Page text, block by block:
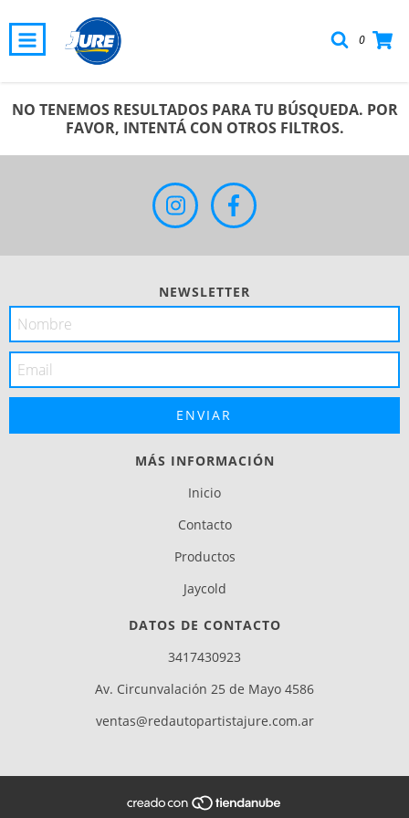
0
NO TENEMOS RESULTADOS PARA TU BÚSQUEDA. POR
FAVOR, INTENTÁ CON OTROS FILTROS.
NEWSLETTER
MÁS INFORMACIÓN
Inicio
Contacto
Productos
Jaycold
DATOS DE CONTACTO
3417430923
Av. Circunvalación 25 de Mayo 4586
ventas@redautopartistajure.com.ar